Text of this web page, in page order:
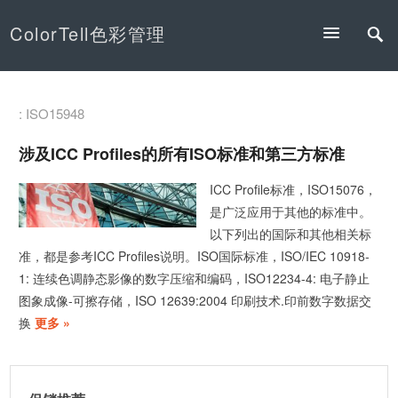
ColorTell色彩管理
: ISO15948
涉及ICC Profiles的所有ISO标准和第三方标准
ICC Profile标准，ISO15076，
是广泛应用于其他的标准中。
以下列出的国际和其他相关标
准，都是参考ICC Profiles说明。ISO国际标准，ISO/IEC 10918-
1: 连续色调静态影像的数字压缩和编码，ISO12234-4: 电子静止
图象成像-可擦存储，ISO 12639:2004 印刷技术.印前数字数据交
换 更多 »